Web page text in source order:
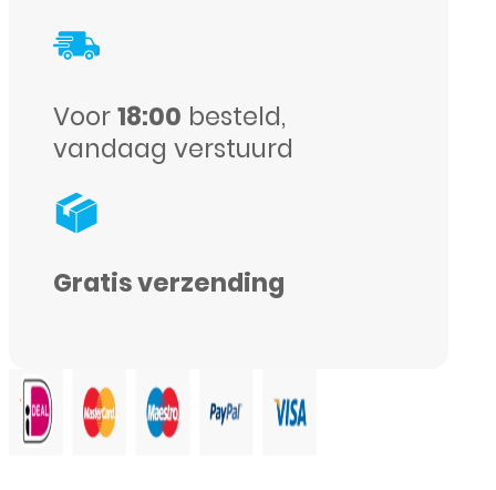
Desert
aantal
Voor18:00 besteld,
vandaag verstuurd
Gratis verzending